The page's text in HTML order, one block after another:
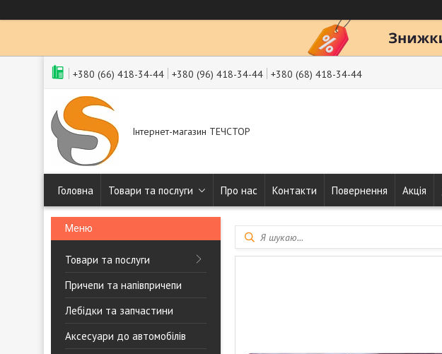
+380 (66) 418-34-44 +380 (96) 418-34-44 +380 (68) 418-34-44
Інтернет-магазин ТЕЧСТОР
Головна Товари та послуги Про нас Контакти Повернення Акція
Товари та послуги
Причепи та напівпричепи
Лебідки та запчастини
Аксесуари до автомобілів